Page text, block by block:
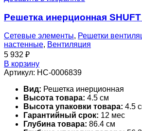
Решетка инерционная SHUFT
Сетевые элементы, Решетки
настенные, Вентиляция
5 932 ₽
В корзину
Артикул: НС-0006839
Вид: Решетка инерционная
Высота товара: 4.5 см
Высота упаковки товара: 4.5
Гарантийный срок: 12 мес
Глубина товара: 86.4 см